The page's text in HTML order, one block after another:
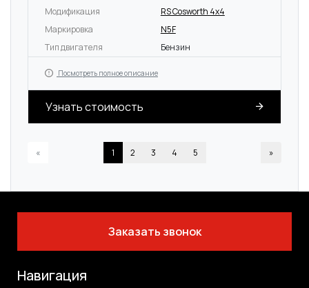
Модификация
RS Cosworth 4x4
Маркировка
N5F
Тип двигателя
Бензин
Посмотреть полное описание
Узнать стоимость
« 1 2 3 4 5 »
Заказать звонок
Навигация